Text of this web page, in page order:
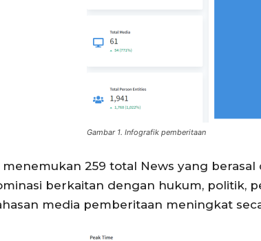
Gambar 1. Infografik pemberitaan
menemukan 259 total News yang
berkaitan dengan hukum, politik,
media pemberitaan meningkat